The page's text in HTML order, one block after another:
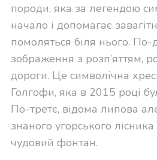
породи, яка за легендою
начало і допомагає
помоляться біля нього. По-
зображення з розп’яттям,
дороги. Це символічна
Голгофи, яка в 2015 році
По-третє, відома липова
знаного угорського
чудовий фонтан.